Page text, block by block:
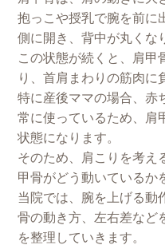
抱っこや授乳で腕を前に
側に開き、背中が丸くな
この状態が続くと、肩甲
り、首肩まわりの筋肉に
特に産後ママの場合、赤
常に使っているため、肩
状態になります。
そのため、肩こりを考え
甲骨がどう動いているか
当院では、腕を上げる動
骨の動き方、左右差など
を整理していきます。